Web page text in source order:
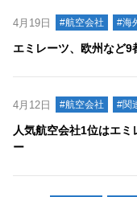
4月19日 #航空会社 #海
エミレーツ、欧州など
4月12日 #航空会社 #関
人気航空会社1位はエ
ー